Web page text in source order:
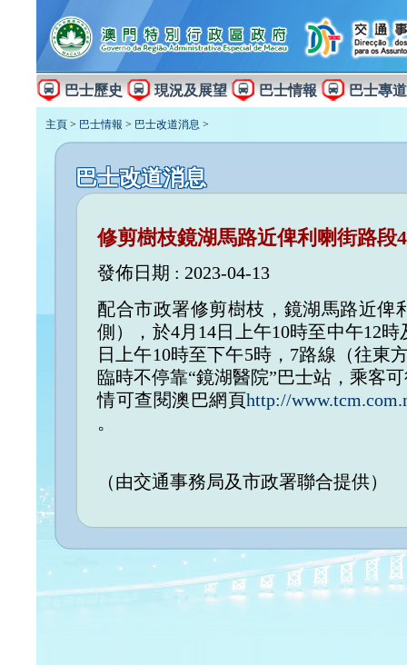
巴士歷史 現況及展望 巴士情報 巴士專道
主頁 > 巴士情報 > 巴士改道消息 >
巴士改道消息
修剪樹枝鏡湖馬路近俾利喇街路段
發佈日期 : 2023-04-13
配合市政署修剪樹枝，鏡湖馬路近俾
側），於4月14日上午10時至中午12
日上午10時至下午5時，7路線（往東
臨時不停靠“鏡湖醫院”巴士站，乘客
情可查閱澳巴網頁http://
。
（由交通事務局及市政署聯合提供）